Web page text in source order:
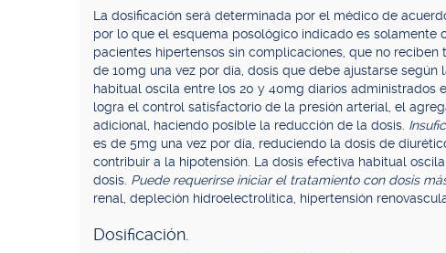
La dosificación será determinada por el médico de
por lo que el esquema posológico indicado es solamente
pacientes hipertensos sin complicaciones, que no
de 10mg una vez por día, dosis que debe ajustarse
habitual oscila entre los 20 y 40mg diarios administrados
logra el control satisfactorio de la presión arterial, el
adicional, haciendo posible la reducción de la dosis.
es de 5mg una vez por día, reduciendo la dosis de
contribuir a la hipotensión. La dosis efectiva habitual
dosis. Puede requerirse iniciar el tratamiento con dosis
renal, depleción hidroelectrolítica, hipertensión
Dosificación.